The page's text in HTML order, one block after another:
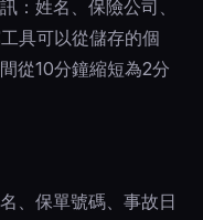
：姓名、保險公司、
具可以從儲存的個
從10分鐘縮短為2分
、保單號碼、事故日